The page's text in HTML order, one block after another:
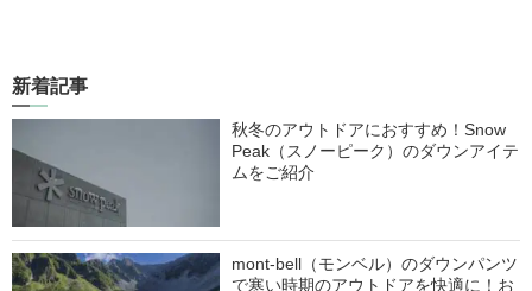
新着記事
秋冬のアウトドアにおすすめ！Snow
Peak（スノーピーク）のダウンアイテ
ムをご紹介
mont-bell（モンベル）のダウンパンツ
で寒い時期のアウトドアを快適に！お